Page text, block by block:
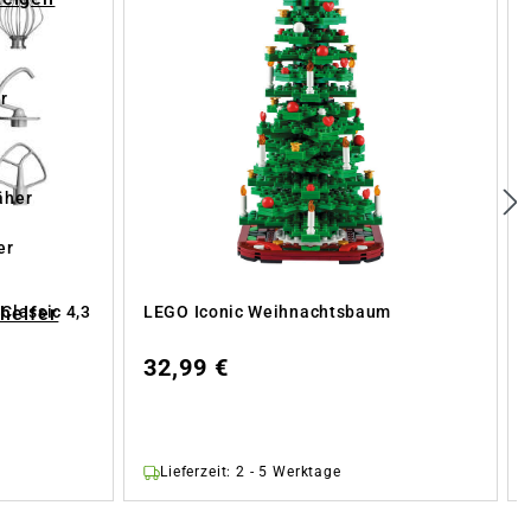
4,3
LEGO Iconic Weihnachtsbaum
32,99 €
Lieferzeit: 2 - 5 Werktage